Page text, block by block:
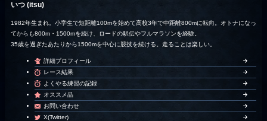
いつ (itsu)
1982年生まれ。小学生で短距離100mを始めて高校3年で中距離800mに転向。オトナになっ
てからも800m・1500mを続け、ロードの駅伝やフルマラソンを経験。
35歳を過ぎたあたりから1500mを中心に競技を続ける。走ることは楽しい。
詳細プロフィール
レース結果
よくやる練習の記録
オススメ品
お問い合わせ
X(Twitter)